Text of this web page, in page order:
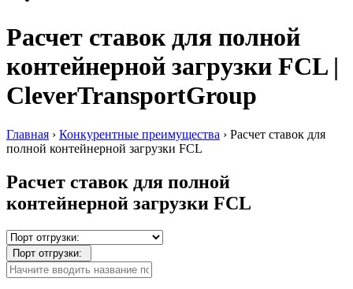
Расчет ставок для полной
контейнерной загрузки FCL |
CleverTransportGroup
Главная › Конкурентные преимущества › Расчет ставок для
полной контейнерной загрузки FCL
Расчет ставок для полной
контейнерной загрузки FCL
Порт отгрузки: